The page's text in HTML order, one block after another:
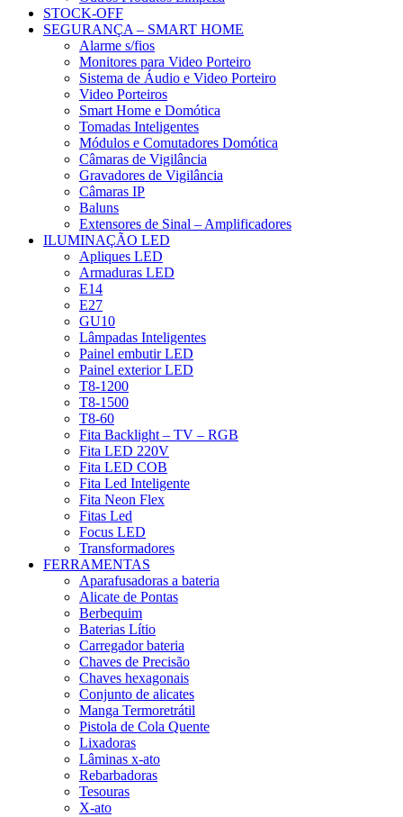
STOCK-OFF
SEGURANÇA – SMART HOME
Alarme s/fios
Monitores para Video Porteiro
Sistema de Áudio e Video Porteiro
Video Porteiros
Smart Home e Domótica
Tomadas Inteligentes
Módulos e Comutadores Domótica
Câmaras de Vigilância
Gravadores de Vigilância
Câmaras IP
Baluns
Extensores de Sinal – Amplificadores
ILUMINAÇÃO LED
Apliques LED
Armaduras LED
E14
E27
GU10
Lâmpadas Inteligentes
Painel embutir LED
Painel exterior LED
T8-1200
T8-1500
T8-60
Fita Backlight – TV – RGB
Fita LED 220V
Fita LED COB
Fita Led Inteligente
Fita Neon Flex
Fitas Led
Focus LED
Transformadores
FERRAMENTAS
Aparafusadoras a bateria
Alicate de Pontas
Berbequim
Baterias Lítio
Carregador bateria
Chaves de Precisão
Chaves hexagonais
Conjunto de alicates
Manga Termoretrátil
Pistola de Cola Quente
Lixadoras
Lâminas x-ato
Rebarbadoras
Tesouras
X-ato